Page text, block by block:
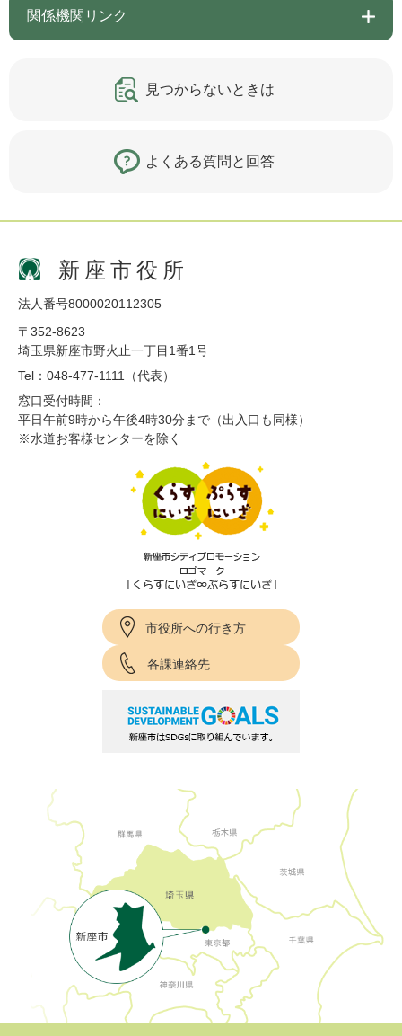
関係機関リンク
見つからないときは
よくある質問と回答
新座市役所
法人番号8000020112305
〒352-8623
埼玉県新座市野火止一丁目1番1号
Tel：048-477-1111（代表）
窓口受付時間：
平日午前9時から午後4時30分まで（出入口も同様）
※水道お客様センターを除く
市役所への行き方
各課連絡先